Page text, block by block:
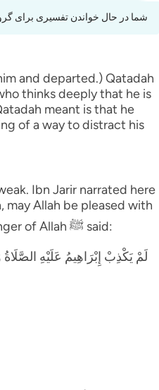
شما در حال خواندن تفسیری برای گروه آیات
and departed.) Qatadah
thinks deeply that he is
meant is that he
of a way to distract his
Ibn Jarir narrated here
may Allah be pleased with
him, stating that the Messenger of Allah ﷺ said: